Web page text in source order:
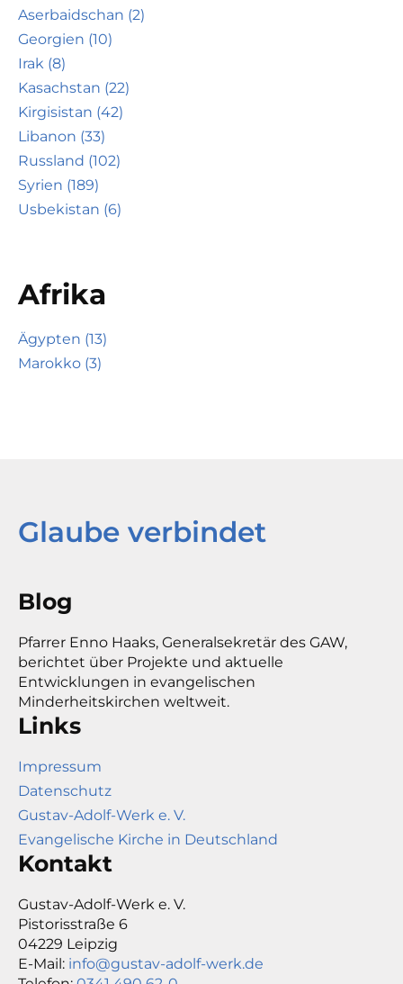
Aserbaidschan (2)
Georgien (10)
Irak (8)
Kasachstan (22)
Kirgisistan (42)
Libanon (33)
Russland (102)
Syrien (189)
Usbekistan (6)
Afrika
Ägypten (13)
Marokko (3)
Glaube verbindet
Blog
Pfarrer Enno Haaks, Generalsekretär des GAW,
berichtet über Projekte und aktuelle
Entwicklungen in evangelischen
Minderheitskirchen weltweit.
Links
Impressum
Datenschutz
Gustav-Adolf-Werk e. V.
Evangelische Kirche in Deutschland
Kontakt
Gustav-Adolf-Werk e. V.
Pistorisstraße 6
04229 Leipzig
E-Mail: info@gustav-adolf-werk.de